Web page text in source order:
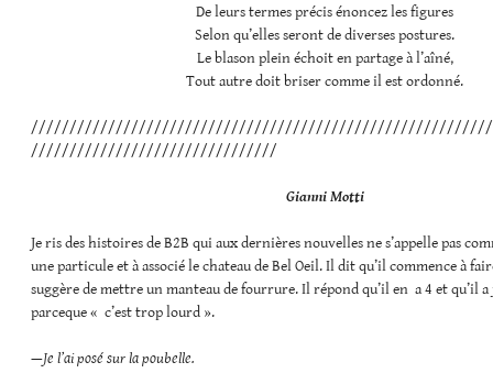
De leurs termes précis énoncez les figures
Selon qu’elles seront de diverses postures.
Le blason plein échoit en partage à l’aîné,
Tout autre doit briser comme il est ordonné.
////////////////////////////////
Gianni Motti
Je ris des histoires de B2B qui aux dernières nouvelles ne s’appelle pas
une particule et à associé le chateau de Bel Oeil. Il dit qu’il commence à
suggère de mettre un manteau de fourrure. Il répond qu’il en a 4 et qu’il
parceque « c’est trop lourd ».
—Je l’ai posé sur la poubelle.